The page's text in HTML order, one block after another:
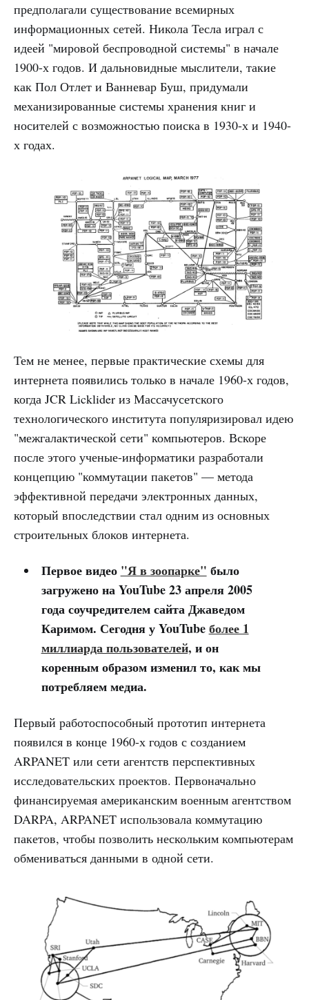
предполагали существование всемирных
информационных сетей. Никола Тесла играл с
идеей "мировой беспроводной системы" в начале
1900-х годов. И дальновидные мыслители, такие
как Пол Отлет и Ванневар Буш, придумали
механизированные системы хранения книг и
носителей с возможностью поиска в 1930-х и 1940-
х годах.
Тем не менее, первые практические схемы для
интернета появились только в начале 1960-х годов,
когда JCR Licklider из Массачусетского
технологического института популяризировал идею
"межгалактической сети" компьютеров. Вскоре
после этого ученые-информатики разработали
концепцию "коммутации пакетов" — метода
эффективной передачи электронных данных,
который впоследствии стал одним из основных
строительных блоков интернета.
Первое видео "Я в зоопарке" было
загружено на YouTube 23 апреля 2005
года соучредителем сайта Джаведом
Каримом. Сегодня у YouTubeболее 1
миллиарда пользователей, и он
коренным образом изменил то, как мы
потребляем медиа.
Первый работоспособный прототип интернета
появился в конце 1960-х годов с созданием
ARPANET или сети агентств перспективных
исследовательских проектов. Первоначально
финансируемая американским военным агентством
DARPA, ARPANET использовала коммутацию
пакетов, чтобы позволить нескольким компьютерам
обмениваться данными в одной сети.